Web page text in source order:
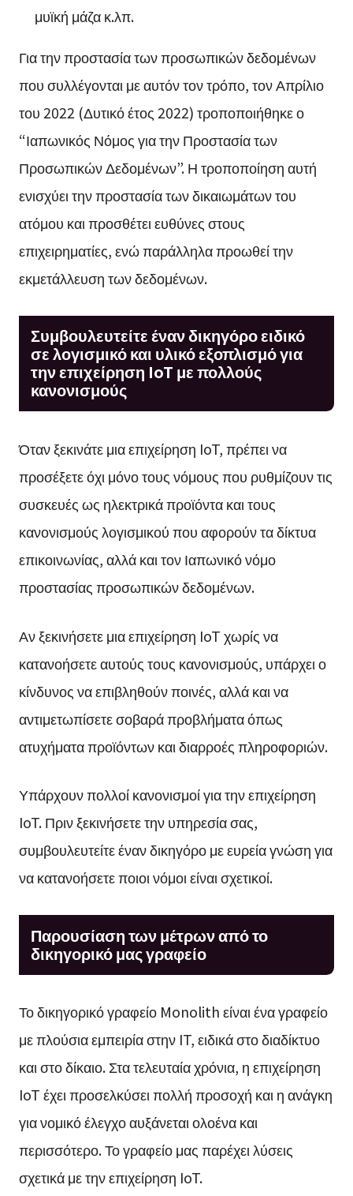
μυϊκή μάζα κ.λπ.
Για την προστασία των προσωπικών δεδομένων
που συλλέγονται με αυτόν τον τρόπο, τον Απρίλιο
του 2022 (Δυτικό έτος 2022) τροποποιήθηκε ο
“Ιαπωνικός Νόμος για την Προστασία των
Προσωπικών Δεδομένων”. Η τροποποίηση αυτή
ενισχύει την προστασία των δικαιωμάτων του
ατόμου και προσθέτει ευθύνες στους
επιχειρηματίες, ενώ παράλληλα προωθεί την
εκμετάλλευση των δεδομένων.
Συμβουλευτείτε έναν δικηγόρο ειδικό
σε λογισμικό και υλικό εξοπλισμό για
την επιχείρηση IoT με πολλούς
κανονισμούς
Όταν ξεκινάτε μια επιχείρηση IoT, πρέπει να
προσέξετε όχι μόνο τους νόμους που ρυθμίζουν τις
συσκευές ως ηλεκτρικά προϊόντα και τους
κανονισμούς λογισμικού που αφορούν τα δίκτυα
επικοινωνίας, αλλά και τον Ιαπωνικό νόμο
προστασίας προσωπικών δεδομένων.
Αν ξεκινήσετε μια επιχείρηση IoT χωρίς να
κατανοήσετε αυτούς τους κανονισμούς, υπάρχει ο
κίνδυνος να επιβληθούν ποινές, αλλά και να
αντιμετωπίσετε σοβαρά προβλήματα όπως
ατυχήματα προϊόντων και διαρροές πληροφοριών.
Υπάρχουν πολλοί κανονισμοί για την επιχείρηση
IoT. Πριν ξεκινήσετε την υπηρεσία σας,
συμβουλευτείτε έναν δικηγόρο με ευρεία γνώση για
να κατανοήσετε ποιοι νόμοι είναι σχετικοί.
Παρουσίαση των μέτρων από το
δικηγορικό μας γραφείο
Το δικηγορικό γραφείο Monolith είναι ένα γραφείο
με πλούσια εμπειρία στην IT, ειδικά στο διαδίκτυο
και στο δίκαιο. Στα τελευταία χρόνια, η επιχείρηση
IoT έχει προσελκύσει πολλή προσοχή και η ανάγκη
για νομικό έλεγχο αυξάνεται ολοένα και
περισσότερο. Το γραφείο μας παρέχει λύσεις
σχετικά με την επιχείρηση IoT.